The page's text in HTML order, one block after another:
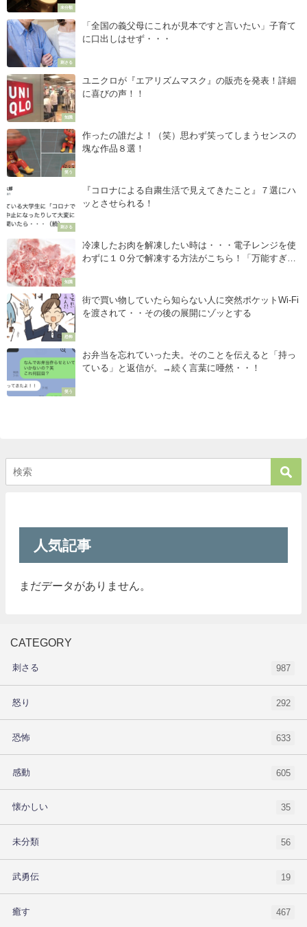
未分類
刺さる
「全国の義父母にこれが見本ですと言いたい」子育て
に口出しはせず・・・
知識
ユニクロが『エアリズムマスク』の販売を発表！詳細
に喜びの声！！
笑う
作ったの誰だよ！（笑）思わず笑ってしまうセンスの
塊な作品８選！
刺さる
『コロナによる自粛生活で見えてきたこと』７選にハ
ッとさせられる！
知識
冷凍したお肉を解凍したい時は・・・電子レンジを使
わずに１０分で解凍する方法がこちら！「万能すぎ
恐怖
街で買い物していたら知らない人に突然ポケットWi-Fi
を渡されて・・その後の展開にゾッとする
笑う
お弁当を忘れていった夫。そのことを伝えると「持っ
ている」と返信が。→続く言葉に唖然・・！
人気記事
まだデータがありません。
CATEGORY
刺さる 987
怒り 292
恐怖 633
感動 605
懐かしい 35
未分類 56
武勇伝 19
癒す 467